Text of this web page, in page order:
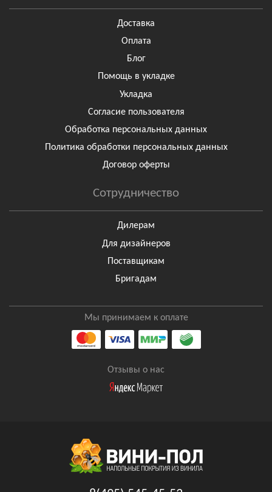
Доставка
Оплата
Блог
Помощь в укладке
Укладка
Согласие пользователя
Обработка персональных данных
Политика обработки персональных данных
Договор оферты
Сотрудничество
Дилерам
Для дизайнеров
Поставщикам
Бригадам
Мы принимаем к оплате
Отзывы о нас